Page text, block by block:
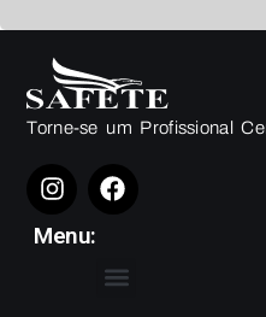
Torne-se um Profissional
Menu: